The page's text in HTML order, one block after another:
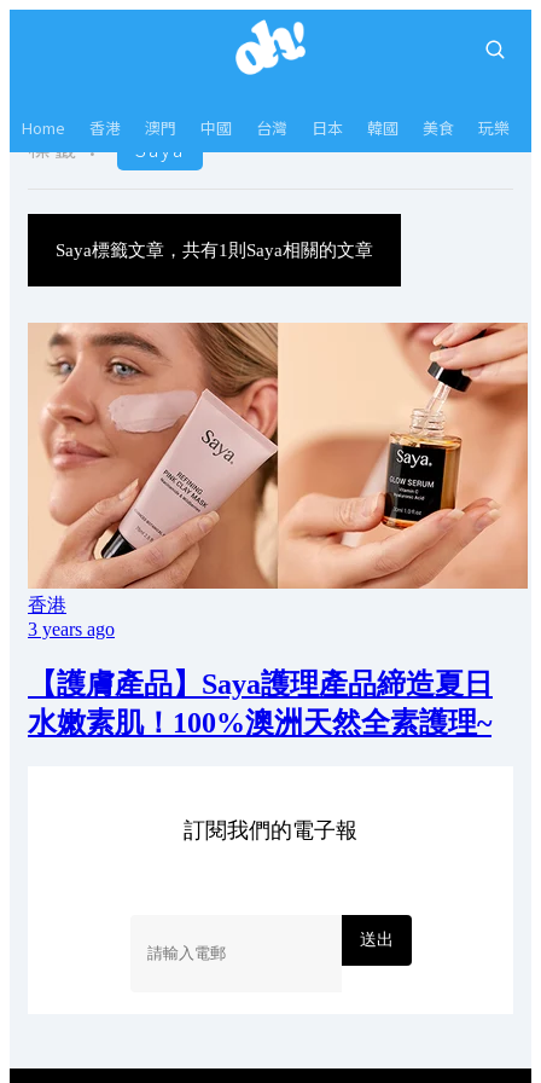
Home 香港 澳門 中國 台灣 日本 韓國 美食 玩樂
標籤： Saya
Saya標籤文章，共有1則Saya相關的文章
香港
3 years ago
【護膚產品】Saya護理產品締造夏日
水嫩素肌！100%澳洲天然全素護理~
訂閱我們的電子報
送出